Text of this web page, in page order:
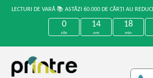
LECTURI DE VARĂ 📚 ASTĂZI 60.000 DE CĂRȚI AU
0
zile
14
ore
18
min